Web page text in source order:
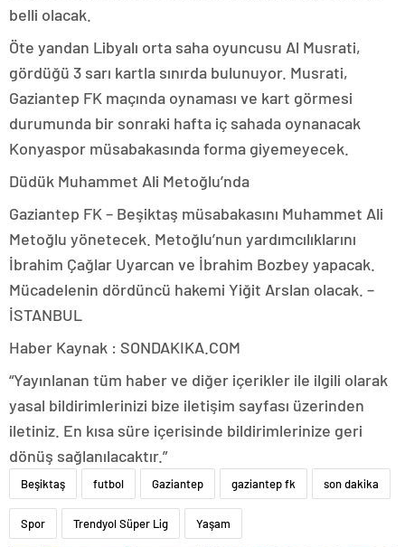
belli olacak.
Öte yandan Libyalı orta saha oyuncusu Al Musrati,
gördüğü 3 sarı kartla sınırda bulunuyor. Musrati,
Gaziantep FK maçında oynaması ve kart görmesi
durumunda bir sonraki hafta iç sahada oynanacak
Konyaspor müsabakasında forma giyemeyecek.
Düdük Muhammet Ali Metoğlu’nda
Gaziantep FK – Beşiktaş müsabakasını Muhammet Ali
Metoğlu yönetecek. Metoğlu’nun yardımcılıklarını
İbrahim Çağlar Uyarcan ve İbrahim Bozbey yapacak.
Mücadelenin dördüncü hakemi Yiğit Arslan olacak. –
İSTANBUL
Haber Kaynak : SONDAKIKA.COM
“Yayınlanan tüm haber ve diğer içerikler ile ilgili olarak
yasal bildirimlerinizi bize iletişim sayfası üzerinden
iletiniz. En kısa süre içerisinde bildirimlerinize geri
dönüş sağlanılacaktır.”
Beşiktaş futbol Gaziantep gaziantep fk son dakika
Spor Trendyol Süper Lig Yaşam